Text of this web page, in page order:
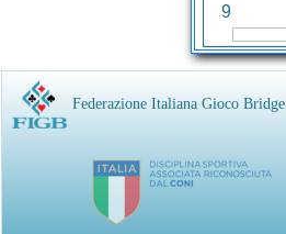
9
Federazione Italiana Gioco Bridge